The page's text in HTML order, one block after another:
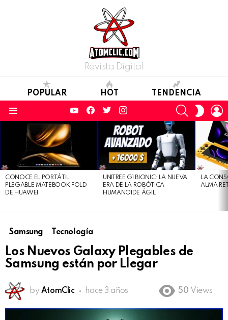
Revista Digital
POPULAR HOT TENDENCIA
YouTubeFacebook
TwitterInstagram SEARCH
SKIN
STORIES
CONOCE EL PORTÁTIL
PLEGABLE MATEBOOK FOLD
DE HUAWEI
UNITREE G1 BIONIC: LA NUEVA
ERA DE LA ROBÓTICA
HUMANOIDE ÁGIL
LA
ALMA
Samsung Tecnología
Los Nuevos Galaxy Plegables de
Samsung están por Llegar
by AtomClic hace 3 años 50 Views